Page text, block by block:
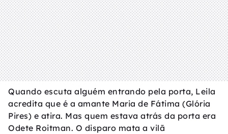
Quando escuta alguém entrando pela porta, Leila
acredita que é a amante Maria de Fátima (Glória
Pires) e atira. Mas quem estava atrás da porta era
Odete Roitman. O disparo mata a vilã